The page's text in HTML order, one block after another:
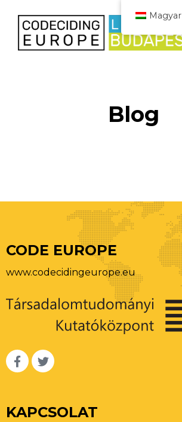
Blog
CODE EUROPE
www.codecidingeurope.eu
KAPCSOLAT
Magyar